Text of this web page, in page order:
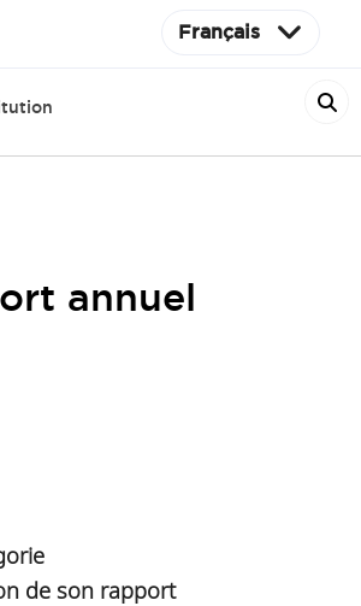
Français
annuel
de son rapport